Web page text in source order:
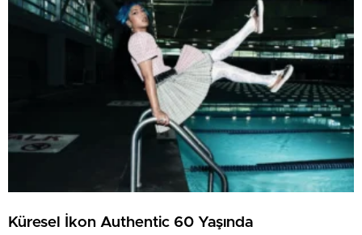
Küresel İkon Authentic 60 Yaşında